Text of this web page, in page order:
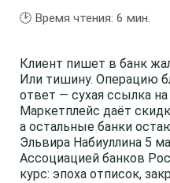
🕑 Время чтения: 6 мин.
Клиент пишет в банк
Или тишину. Операцию
ответ — сухая ссылка
Маркетплейс даёт
а остальные банки
Эльвира Набиуллина 5
Ассоциацией банков
курс: эпоха отписок,